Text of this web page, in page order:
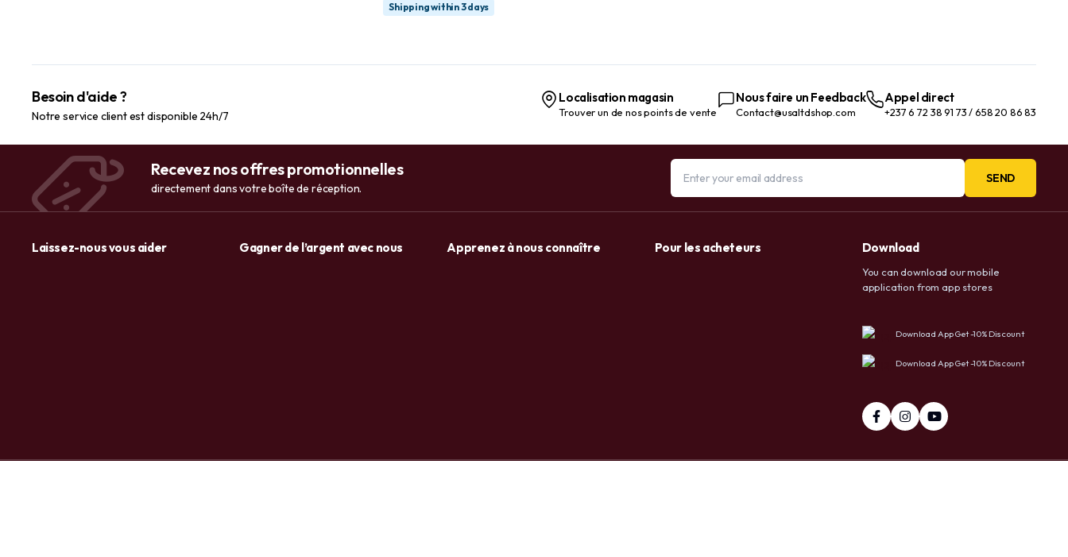
Shipping within 3 days
Besoin d'aide ?
Notre service client est disponible 24h/7
Localisation magasin
Trouver un de nos points de vente
Nous faire un Feedback
Contact@usaltdshop.com
Appel direct
+237 6 72 38 91 73 / 658 20 86 83
Recevez nos offres promotionnelles
directement dans votre boîte de réception.
SEND
Laissez-nous vous aider Gagner de l’argent avec nous Apprenez à nous connaître Pour les acheteurs Download
You can download our mobile
application from app stores
Download App Get -10% Discount
Download App Get -10% Discount